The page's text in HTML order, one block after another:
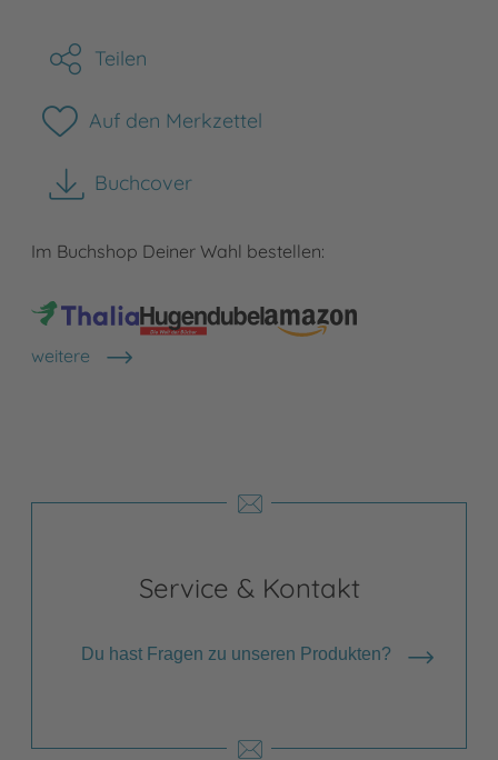
Teilen
Auf den Merkzettel
Buchcover
herunterladen
Im Buchshop Deiner Wahl bestellen:
weitere
Shops anzeigen
Service & Kontakt
Du hast Fragen zu unseren Produkten?